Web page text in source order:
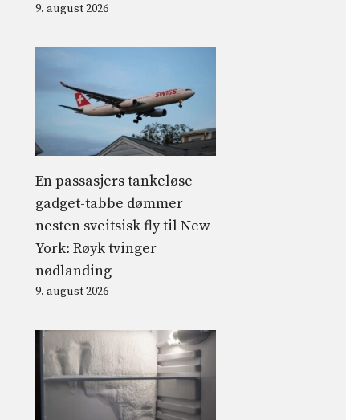
9. august 2026
En passasjers tankeløse
gadget-tabbe dømmer
nesten sveitsisk fly til New
York: Røyk tvinger
nødlanding
9. august 2026